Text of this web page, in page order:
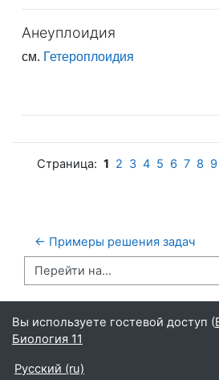
Анеуплоидия
см. Гетероплоидия
Страница: 1 2 3 4 5 6 7 8 9
← Примеры решения задач
Перейти на...
Вы используете гостевой доступ (
Биология 11
Русский ‎(ru)‎